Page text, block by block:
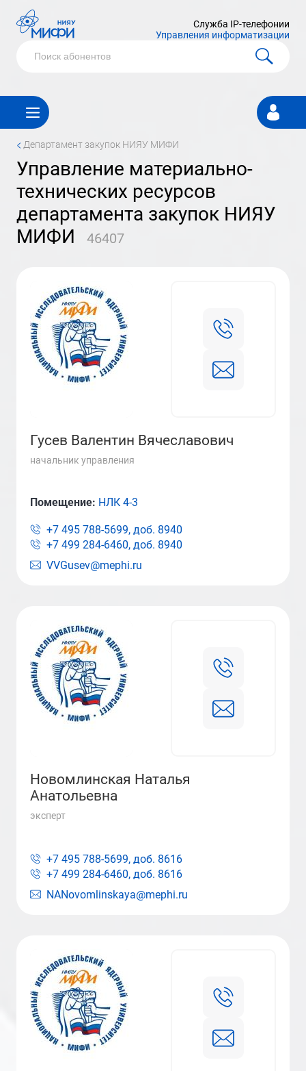
Служба IP-телефонии
Управления информатизации
Личный
кабинет
< департамент закупок НИЯУ МИФИ
управление материально-
технических ресурсов
департамента закупок НИЯУ
МИФИ
46407
Гусев Валентин Вячеславович
начальник управления
VVGusev@mephi.ru
Помещение: НЛК 4-3
+7 495 788-5699, доб. 8940
+7 499 284-6460, доб. 8940
Новомлинская Наталья
Анатольевна
эксперт
NANovomlinskaya@mephi.ru
+7 495 788-5699, доб. 8616
+7 499 284-6460, доб. 8616